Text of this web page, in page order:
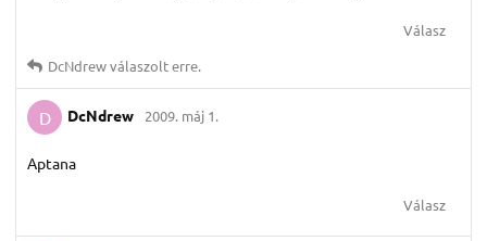
Válasz
DcNdrewválaszolt erre.
D DcNdrew 2009. máj 1.
Aptana
Válasz